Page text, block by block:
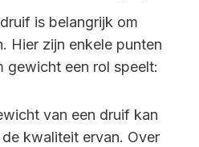
is belangrijk om
Hier zijn enkele punten
gewicht een rol speelt:
van een druif kan
kwaliteit ervan. Over